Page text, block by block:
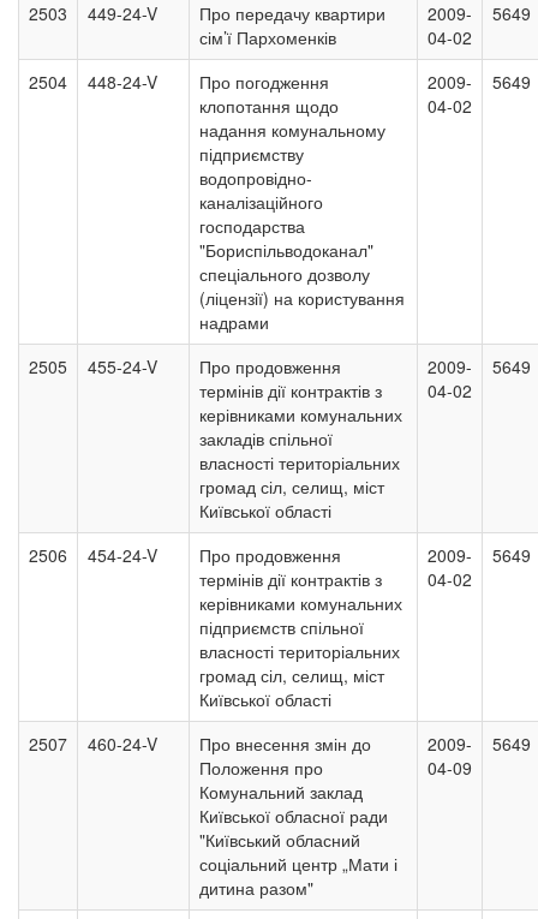
2503 449-24-V
Про передачу квартири
сім’ї Пархоменків
2009-
04-02
5649
2504 448-24-V
Про погодження
клопотання щодо
надання комунальному
підприємству
водопровідно-
каналізаційного
господарства
"Бориспільводоканал"
спеціального дозволу
(ліцензії) на користування
надрами
2009-
04-02
5649
2505 455-24-V
Про продовження
термінів дії контрактів з
керівниками комунальних
закладів спільної
власності територіальних
громад сіл, селищ, міст
Київської області
2009-
04-02
5649
2506 454-24-V
Про продовження
термінів дії контрактів з
керівниками комунальних
підприємств спільної
власності територіальних
громад сіл, селищ, міст
Київської області
2009-
04-02
5649
2507 460-24-V
Про внесення змін до
Положення про
Комунальний заклад
Київської обласної ради
"Київський обласний
соціальний центр „Мати і
дитина разом"
2009-
04-09
5649